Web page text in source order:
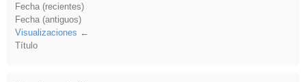
Fecha (recientes)
Fecha (antiguos)
Visualizaciones
Título